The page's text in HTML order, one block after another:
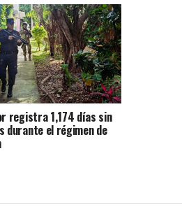
registra 1,174 días sin
durante el régimen de